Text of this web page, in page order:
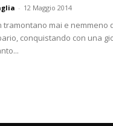
- 12 Maggio 2014
tramontano mai e nemmeno
conquistando con una